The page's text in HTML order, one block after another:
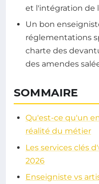
et l'intégration de
Un bon
réglementations
charte des
des amendes
SOMMAIRE
Qu'est-ce qu'un
réalité du métier
Les services clés
2026
Enseigniste vs